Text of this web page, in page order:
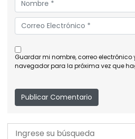
guardar mi nombre, correo electrónico y sitio web en este
navegador para la próxima vez que